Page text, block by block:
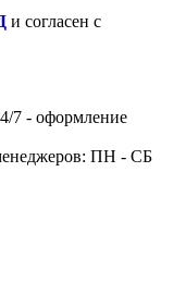
и согласен с
7 - оформление
ПН - СБ